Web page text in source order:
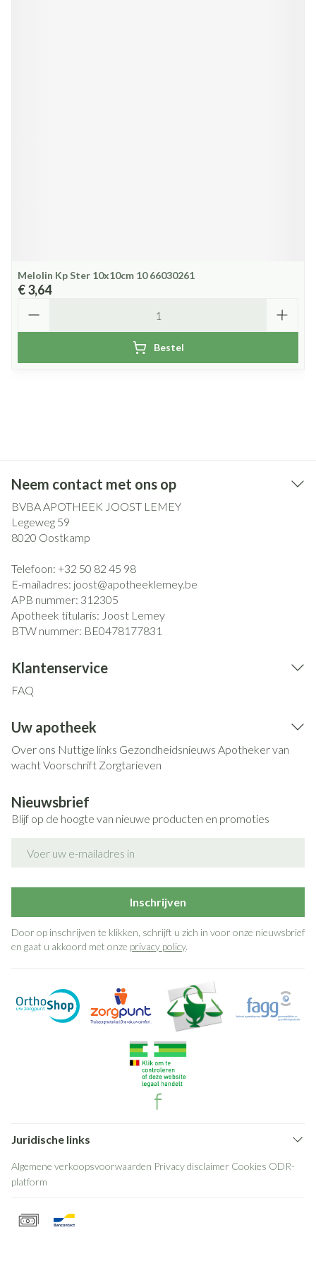
Melolin Kp Ster 10x10cm 10 66030261
€ 3,64
Bestel
Neem contact met ons op
BVBA APOTHEEK JOOST LEMEY
Legeweg 59
8020 Oostkamp
Telefoon: +32 50 82 45 98
E-mailadres: joost@apotheeklemey.be
APB nummer: 312305
Apotheek titularis: Joost Lemey
BTW nummer: BE0478177831
Klantenservice
FAQ
Uw apotheek
Over ons Nuttige links Gezondheidsnieuws Apotheker van
wachtVoorschrift Zorgtarieven
Nieuwsbrief
Blijf op de hoogte van nieuwe producten en promoties
Inschrijven
Door op inschrijven te klikken, schrijft u zich in voor onze nieuwsbrief
en gaat u akkoord met onze privacy policy.
Juridische links
Algemene verkoopsvoorwaarden Privacy disclaimer Cookies ODR-
platform